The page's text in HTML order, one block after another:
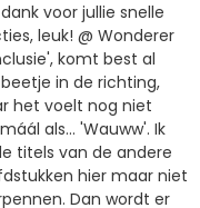
voor jullie snelle
leuk! @ Wonderer
komt best al
in de richting,
het voelt nog niet
als... 'Wauww'. Ik
titels van de andere
hier maar niet
Dan wordt er